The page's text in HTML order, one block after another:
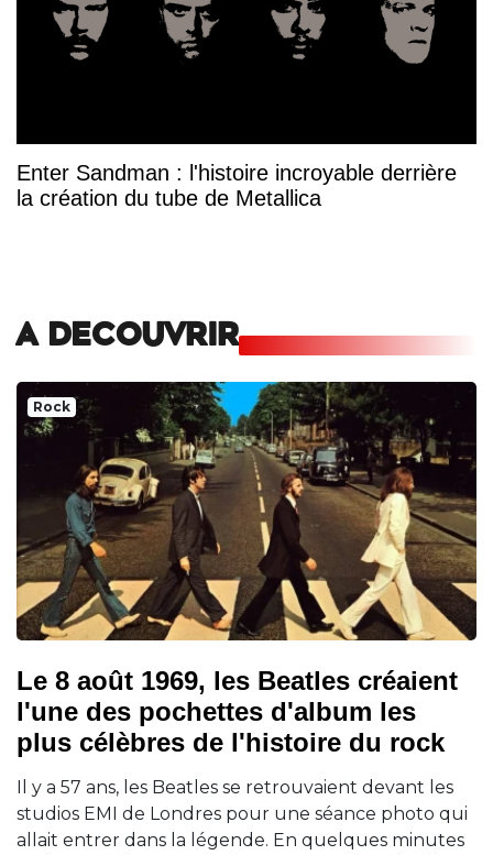
Enter Sandman : l'histoire incroyable derrière
la création du tube de Metallica
A DECOUVRIR
Rock
Le 8 août 1969, les Beatles créaient
l'une des pochettes d'album les
plus célèbres de l'histoire du rock
Il y a 57 ans, les Beatles se retrouvaient devant les
studios EMI de Londres pour une séance photo qui
allait entrer dans la légende. En quelques minutes